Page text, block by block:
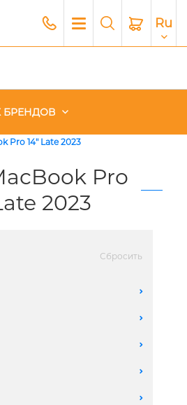
Ru
БРЕНДОВ
Pro 14" Late 2023
Pro
2023
Сбросить
A
A
A
A
A